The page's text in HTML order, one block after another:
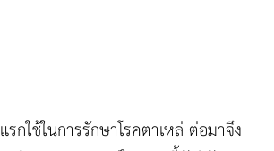
กใช้ในการรักษาโรคตาเหล่ ต่อมาจึง